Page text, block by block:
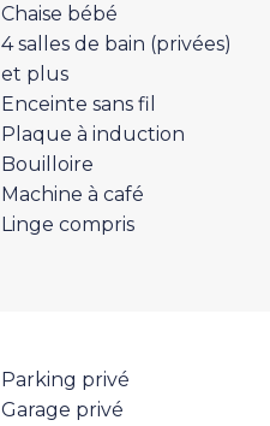
Chaise bébé
4 salles de bain (privées)
et plus
Enceinte sans fil
Plaque à induction
Bouilloire
Machine à café
Linge compris
Parking privé
Garage privé